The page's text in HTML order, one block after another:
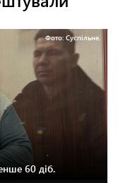
Фото: Суспільне.
60 діб.